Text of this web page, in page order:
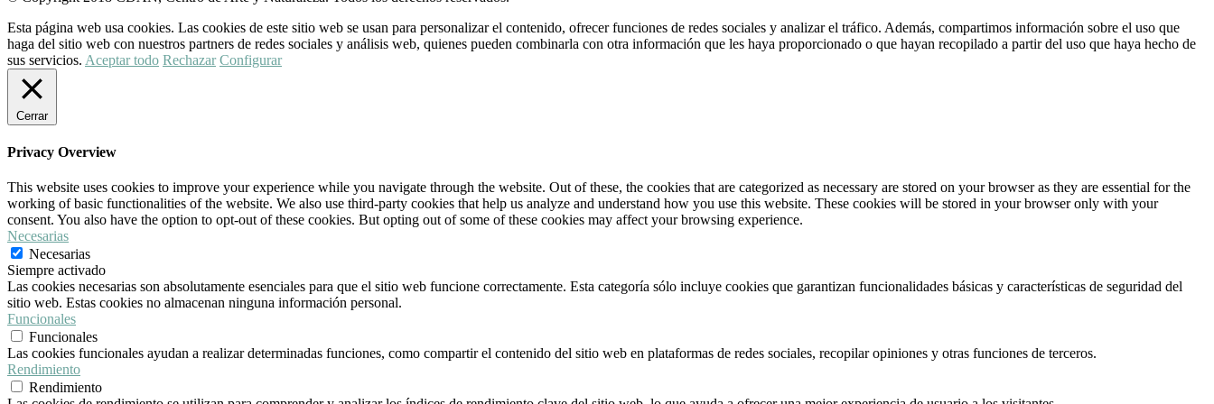
Esta página web usa cookies. Las cookies de este sitio web se usan para personalizar el contenido, ofrecer funciones de redes sociales y analizar el tráfico. Además, compartimos información sobre el uso que
haga del sitio web con nuestros partners de redes sociales y análisis web, quienes pueden combinarla con otra información que les haya proporcionado o que hayan recopilado a partir del uso que haya hecho de
sus servicios. Aceptar todo Rechazar Configurar
Cerrar
Privacy Overview
This website uses cookies to improve your experience while you navigate through the website. Out of these, the cookies that are categorized as necessary are stored on your browser as they are essential for the
working of basic functionalities of the website. We also use third-party cookies that help us analyze and understand how you use this website. These cookies will be stored in your browser only with your
consent. You also have the option to opt-out of these cookies. But opting out of some of these cookies may affect your browsing experience.
Necesarias
Necesarias
Siempre activado
Las cookies necesarias son absolutamente esenciales para que el sitio web funcione correctamente. Esta categoría sólo incluye cookies que garantizan funcionalidades básicas y características de seguridad del
sitio web. Estas cookies no almacenan ninguna información personal.
Funcionales
Funcionales
Las cookies funcionales ayudan a realizar determinadas funciones, como compartir el contenido del sitio web en plataformas de redes sociales, recopilar opiniones y otras funciones de terceros.
Rendimiento
Rendimiento